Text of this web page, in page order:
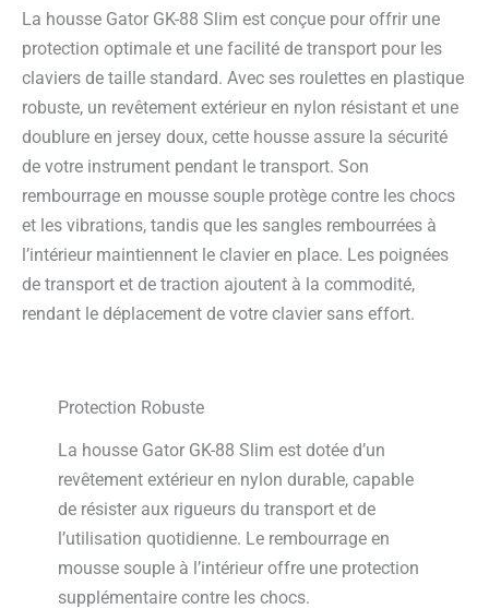
La housse Gator GK-88 Slim est conçue pour offrir une
protection optimale et une facilité de transport pour les
claviers de taille standard. Avec ses roulettes en plastique
robuste, un revêtement extérieur en nylon résistant et une
doublure en jersey doux, cette housse assure la sécurité
de votre instrument pendant le transport. Son
rembourrage en mousse souple protège contre les chocs
et les vibrations, tandis que les sangles rembourrées à
l’intérieur maintiennent le clavier en place. Les poignées
de transport et de traction ajoutent à la commodité,
rendant le déplacement de votre clavier sans effort.
Protection Robuste
La housse Gator GK-88 Slim est dotée d’un
revêtement extérieur en nylon durable, capable
de résister aux rigueurs du transport et de
l’utilisation quotidienne. Le rembourrage en
mousse souple à l’intérieur offre une protection
supplémentaire contre les chocs.